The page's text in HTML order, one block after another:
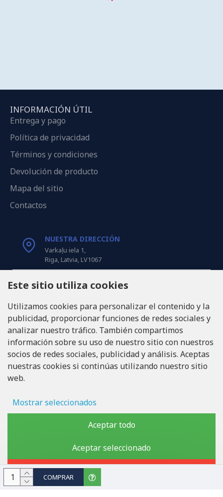
COMPRAR
INFORMACIÓN ÚTIL
Entrega y pago
Política de privacidad
Términos y condiciones
Devolución de producto
Mapa del sitio
Contactos
NUESTRA DIRECCIÓN
Varkaļu iela 1,
Riga, Latvia, LV1067
LLÁMANOS
INFO@LUKONS.COM
DETALLES DE LA COMPAÑÍA
RITONE SIA
Domicilio legal: Rīga, Zasulauka iela 32 - 7, LV-1046
Copyright © 2019 - 2026, lukons.com, Todos los derechos
Este sitio utiliza cookies
Utilizamos cookies para personalizar el contenido y la
publicidad, proporcionar funciones de redes sociales y
analizar nuestro tráfico. También compartimos
información sobre su uso de nuestro sitio con nuestros
socios de redes sociales, publicidad y análisis. Aceptas
nuestras cookies si continúas utilizando nuestro sitio
web.
Mostrar seleccionados
Almacenamiento de anuncios
Datos del usuario
Personalización publicitaria
Aceptar todo
Aceptar seleccionado
Rechazar